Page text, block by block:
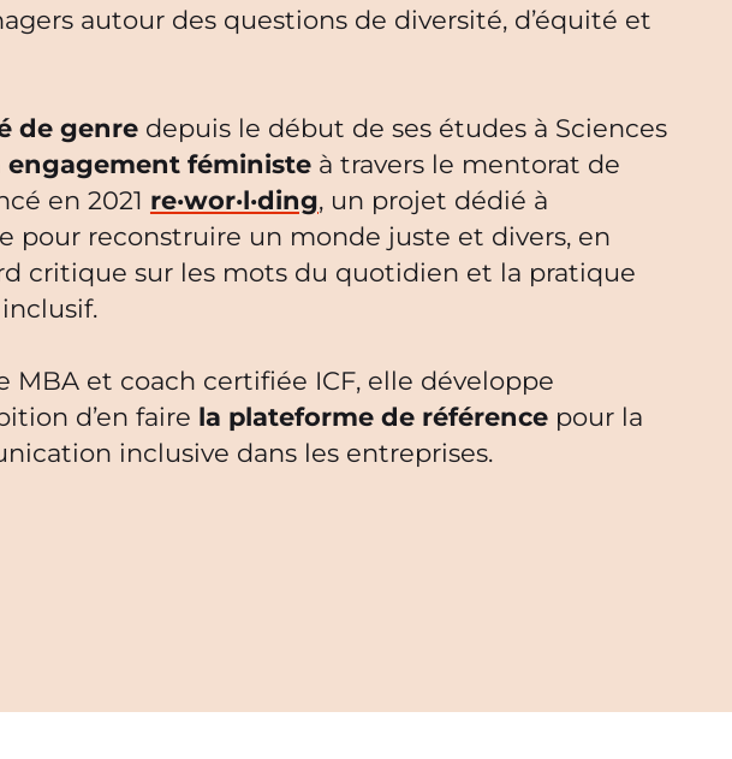
autour des questions de diversité, d’équité et
de genre depuis le début de ses études à Sciences
engagement féministeà travers le mentorat de
en 2021 re·wor·l·ding, un projet dédié à
pour reconstruire un monde juste et divers, en
critique sur les mots du quotidien et la pratique
MBA et coach certifiée ICF, elle développe
d’en faire la plateforme de référence pour la
inclusive dans les entreprises.